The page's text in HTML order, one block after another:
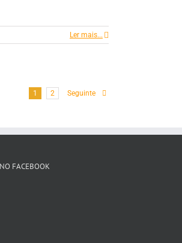
Ler mais...
1 2 Seguinte
FACEBOOK